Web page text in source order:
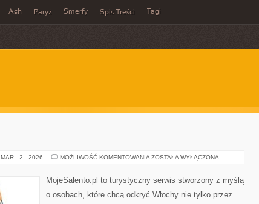
Ash Paryż Smerfy Spis Treści Tagi
MAR - 2 - 2026 MOŻLIWOŚĆ KOMENTOWANIA PRATO
ZOSTAŁA WYŁĄCZONA
MojeSalento.pl to turystyczny serwis stworzony z myślą
o osobach, które chcą odkryć Włochy nie tylko przez